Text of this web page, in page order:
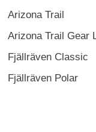
Arizona Trail
Arizona Trail Gear
Fjällräven Classic
Fjällräven Polar